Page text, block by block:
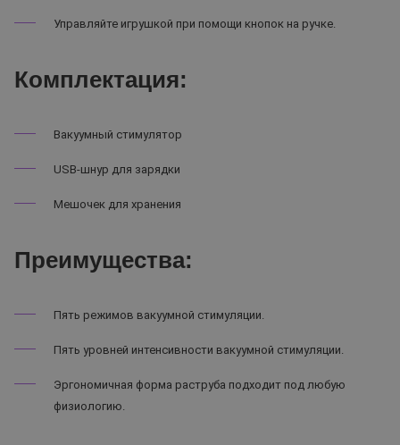
Управляйте игрушкой при помощи кнопок на ручке.
Комплектация:
Вакуумный стимулятор
USB-шнур для зарядки
Мешочек для хранения
Преимущества:
Пять режимов вакуумной стимуляции.
Пять уровней интенсивности вакуумной стимуляции.
Эргономичная форма раструба подходит под любую
физиологию.